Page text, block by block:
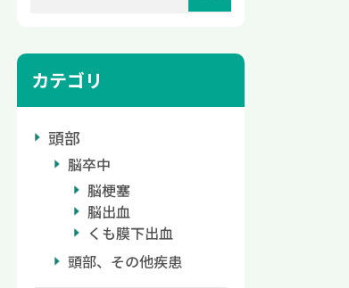
カテゴリ
頭部
脳卒中
脳梗塞
脳出血
くも膜下出血
頭部、その他疾患